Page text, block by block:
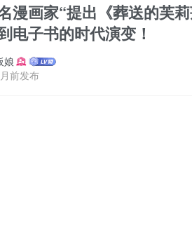
漫画家“提出《葬送的芙
电子书的时代演变！
娘
前发布